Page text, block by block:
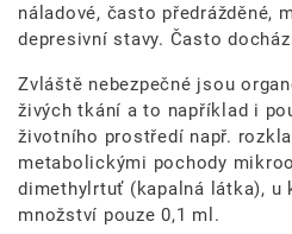
náladové, často předrážděné,
depresivní stavy. Často
Zvláště nebezpečné jsou
živých tkání a to například i
životního prostředí např.
metabolickými pochody
dimethylrtuť (kapalná látka), u
množství pouze 0,1 ml.